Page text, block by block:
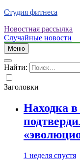
Студия фитнеса
Новостная рассылка
Случайные новости
Меню
Найти:
Заголовки
Находка
1 неделя спустя